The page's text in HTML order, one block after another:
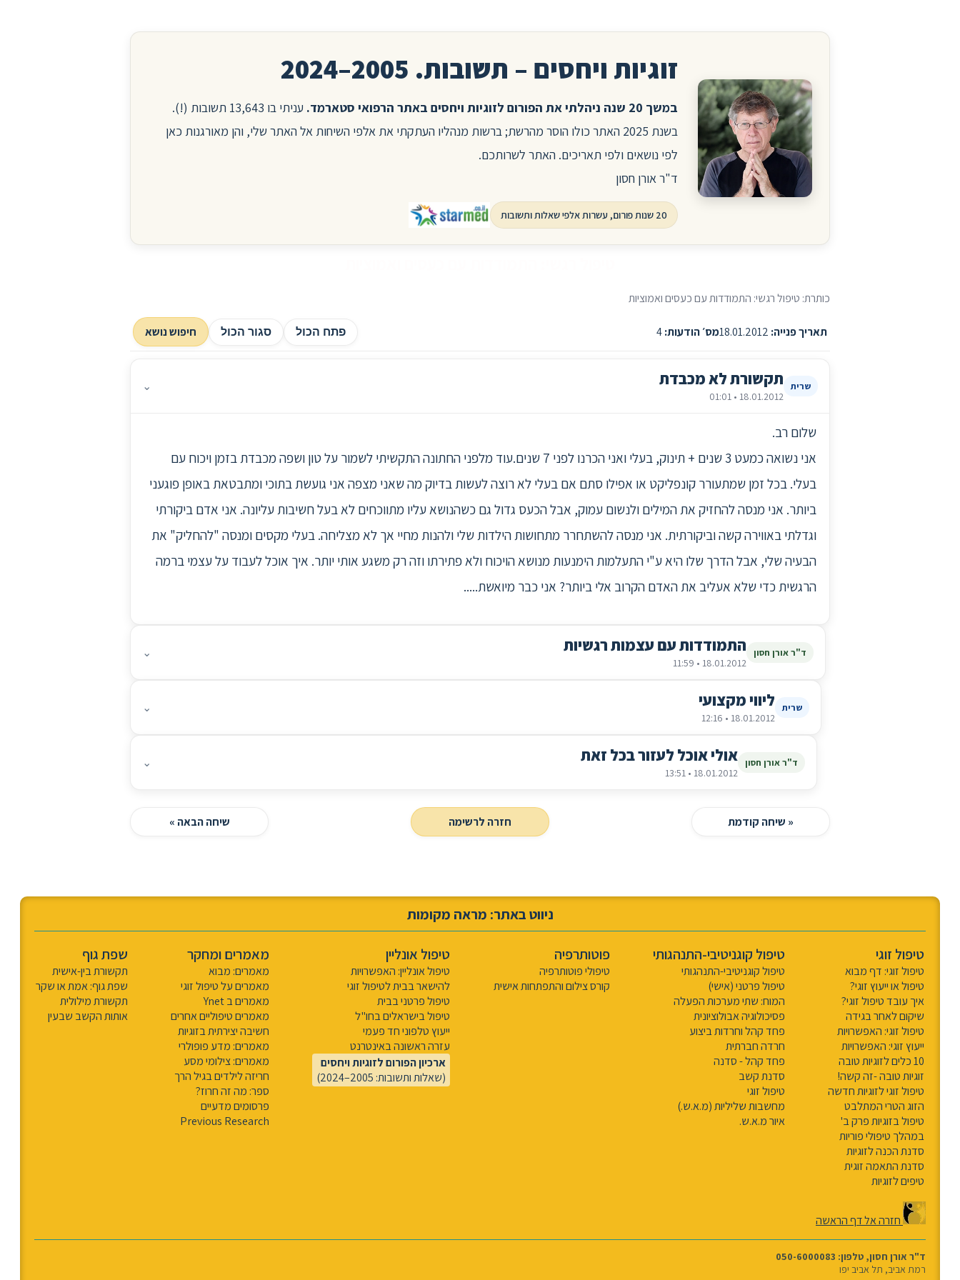
זוגיות ויחסים – תשובות. 2005–2024
במשך 20 שנה ניהלתי את הפורום לזוגיות ויחסים באתר הרפואי סטארמד.
עניתי בו 13,643 תשובות (!).
בשנת 2025 האתר כולו הוסר מהרשת; ברשות מנהליו העתקתי את אלפי השיחות אל האתר שלי, והן מאורגנות כאן
לפי נושאים ולפי תאריכים. האתר לשרותכם.
ד"ר אורן חסון
20 שנות פורום, עשרות אלפי שאלות ותשובות
כותרת: טיפול רגשי: התמודדות עם כעסים ואמוציות
תאריך פנייה: מס׳ הודעות: פתח הכול סגור הכול חיפוש נושא
שרית תקשורת לא מכבדת
18.01.2012 • 01:01
⌄
שלום רב.
אני נשואה כמעט 3 שנים + תינוק, בעלי ואני הכרנו לפני 7 שנים.עוד מלפני החתונה התקשיתי לשמור על טון ושפה מכבדת בזמן ויכוח עם
בעלי. בכל זמן שמתעורר קונפליקט או אפילו סתם אם בעלי לא רוצה לעשות בדיוק מה שאני מצפה אני גועשת בתוכי ומתבטאת באופן פוגעני
ביותר. אני מנסה להחזיק את המילים ולנשום עמוק, אבל הכעס גדול גם כשהנושא עליו מתווכחים לא בעל חשיבות עליונה. אני אדם ביקורתי
וגדלתי באווירה קשה וביקורתית. אני מנסה להשתחרר מתחושות הילדות שלי ולהנות מחיי אך לא מצליחה. בעלי מקסים ומנסה "להחליק" את
הבעיה שלי, אבל הדרך שלו היא ע"י התעלמות הימנעות מנושא הויכוח ולא פתירתו וזה רק משגע אותי יותר. איך אוכל לעבוד על עצמי ברמה
הרגשית כדי שלא אעליב את האדם הקרוב אלי ביותר? אני כבר מיואשת.....
ד"ר אורן חסון התמודדות עם עצמות רגשיות
18.01.2012 • 11:59
⌄
שרית ליווי מקצועי
18.01.2012 • 12:16
⌄
ד"ר אורן חסון אולי אוכל לעזור בכל זאת
18.01.2012 • 13:51
⌄
« שיחה קודמת חזרה לרשימה שיחה הבאה »
ניווט באתר: מראה מקומות
טיפול זוגי
טיפול זוגי: דף מבוא
טיפול או ייעוץ זוגי?
איך עובד טיפול זוגי?
שיקום לאחר בגידה
טיפול זוגי: האפשרויות
ייעוץ זוגי: האפשרויות
10 כלים לזוגיות טובה
זוגיות טובה -זה קשה!
טיפול זוגי לזוגיות חדשה
הזוג הטרי המתלבט
טיפול בזוגיות פרק ב'
במהלך טיפולי פוריות
סדנת הכנה לזוגיות
סדנת התאמה זוגית
טיפים לזוגיות
טיפול קוגניטיבי-התנהגותי
טיפול קוגניטיבי-התנהגותי
טיפול פרטני (אישי)
המוח: שתי מערכות הפעלה
פסיכולוגיה אבולוציונית
פחד קהל וחרדות ביצוע
חרדה חברתית
פחד קהל - סדנה
סדנת קשב
טיפול זוגי
מחשבות שליליות (מ.א.ש.)
איור מ.א.ש.
פוטותרפיה
טיפולי פוטותרפיה
קורס צילום והתפתחות אישית
טיפול אונליין
טיפול אונליין: האפשרויות
להישאר בבית לטיפול זוגי
טיפול פרטני בבית
טיפול בישראלים בחו"ל
ייעוץ טלפוני חד פעמי
עזרה ראשונה באינטרנט
ארכיון הפורום לזוגיות ויחסים
(שאלות ותשובות: 2005–2024)
מאמרים ומחקר
מאמרים: מבוא
מאמרים על טיפול זוגי
מאמרים ב Ynet
מאמרים טיפוליים אחרים
חשיבה יצירתית בזוגיות
מאמרים: מדע פופולרי
מאמרים: צילומי מסע
חריזה לילדים בגיל הרך
ספר: מה זה חרוז?
פרסומים מדעיים
Previous Research
שפת גוף
תקשורת בין-אישית
שפת גוף: אמת או שקר
תקשורת מילולית
אותות הקשב שבעין
חזרה אל דף הראשה
ד"ר אורן חסון, טלפון: 050-6000083
רמת אביב, תל אביב יפו